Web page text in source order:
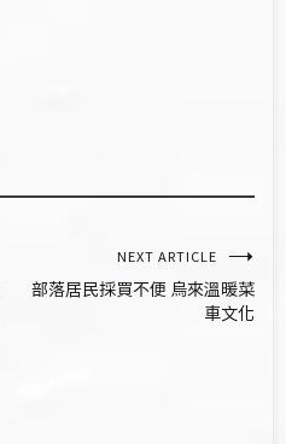
NEXT ARTICLE
部落居民採買不便 烏來溫暖菜
車文化